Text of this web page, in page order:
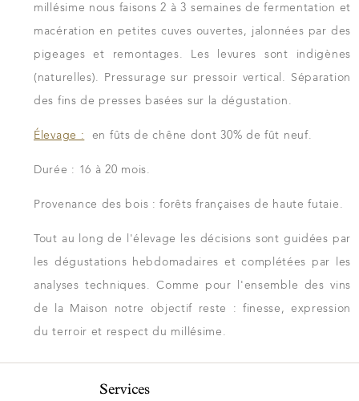
millésime nous faisons 2 à 3 semaines de fermentation et
macération en petites cuves ouvertes, jalonnées par des
pigeages et remontages. Les levures sont indigènes
(naturelles). Pressurage sur pressoir vertical. Séparation
des fins de presses basées sur la dégustation.
Élevage : en fûts de chêne dont 30% de fût neuf.
Durée : 16 à 20 mois.
Provenance des bois : forêts françaises de haute futaie.
Tout au long de l'élevage les décisions sont guidées par
les dégustations hebdomadaires et complétées par les
analyses techniques. Comme pour l'ensemble des vins
de la Maison notre objectif reste : finesse, expression
du terroir et respect du millésime.
Services